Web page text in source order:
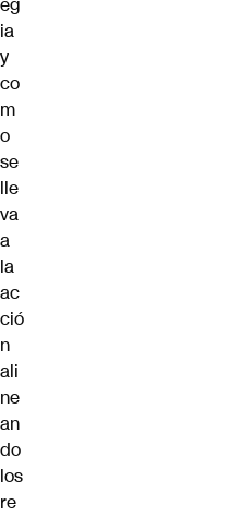
eg
ia
y
co
m
o
se
lle
va
a
la
ac
ció
n
ali
ne
an
do
los
re